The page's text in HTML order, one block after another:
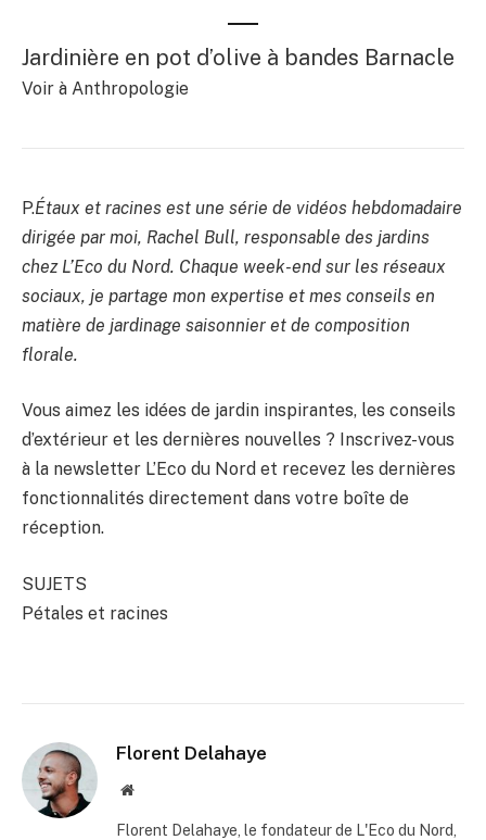
Jardinière en pot d’olive à bandes Barnacle
Voir à Anthropologie
P.Étaux et racines est une série de vidéos hebdomadaire
dirigée par moi, Rachel Bull, responsable des jardins
chez L’Eco du Nord. Chaque week-end sur les réseaux
sociaux, je partage mon expertise et mes conseils en
matière de jardinage saisonnier et de composition
florale.
Vous aimez les idées de jardin inspirantes, les conseils
d’extérieur et les dernières nouvelles ? Inscrivez-vous
à la newsletter L’Eco du Nord et recevez les dernières
fonctionnalités directement dans votre boîte de
réception.
SUJETS
Pétales et racines
Florent Delahaye
Site
Florent Delahaye, le fondateur de L'Eco du Nord,